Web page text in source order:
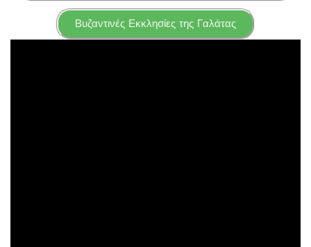
Βυζαντινές Εκκλησίες της Γαλάτας